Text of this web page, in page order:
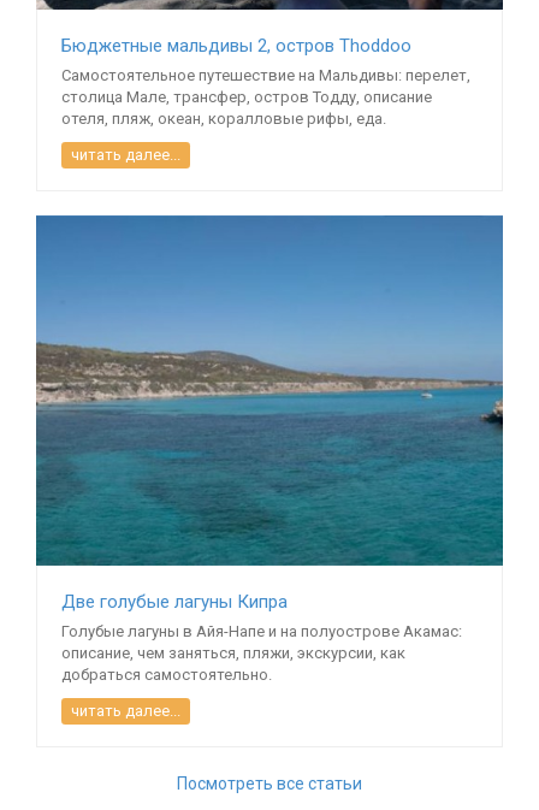
Бюджетные мальдивы 2, остров Thoddoo
Самостоятельное путешествие на Мальдивы: перелет,
столица Мале, трансфер, остров Тодду, описание
отеля, пляж, океан, коралловые рифы, еда.
читать далее...
Две голубые лагуны Кипра
Голубые лагуны в Айя-Напе и на полуострове Акамас:
описание, чем заняться, пляжи, экскурсии, как
добраться самостоятельно.
читать далее...
Посмотреть все статьи